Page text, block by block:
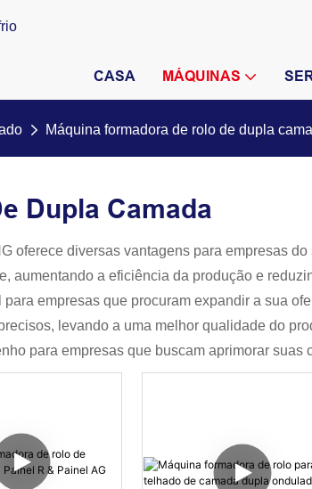
CASA MÁQUINAS
Máquina formadora de rolo de dupla
Dupla Camada
oferece diversas vantagens para empresas
aumentando a eficiência da produção e
empresas que procuram expandir a sua
levando a uma melhor qualidade do
para empresas que buscam aprimorar suas